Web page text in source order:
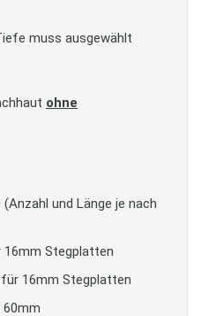
muss ausgewählt
ohne
und Länge je nach
Stegplatten
16mm Stegplatten
60mm